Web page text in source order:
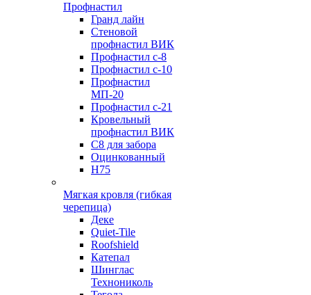
Профнастил
Гранд лайн
Стеновой
профнастил ВИК
Профнастил с-8
Профнастил с-10
Профнастил
МП-20
Профнастил с-21
Кровельный
профнастил ВИК
С8 для забора
Оцинкованный
Н75
Мягкая кровля (гибкая
черепица)
Деке
Quiet-Tile
Roofshield
Катепал
Шинглас
Технониколь